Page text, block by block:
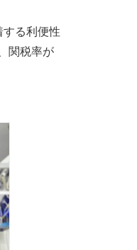
る利便性
関税率が